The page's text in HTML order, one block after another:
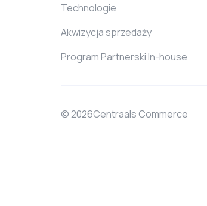
Technologie
Akwizycja sprzedaży
Program Partnerski In-house
© 2026Centraals Commerce